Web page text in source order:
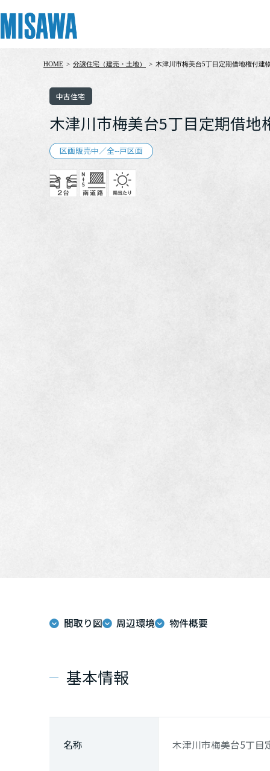
住まい
建てる [注文住宅]
商品ラインアップ
デザイン
土地活用
個人のお客さま
賃貸住宅
賃貸併用住宅
リフォーム
戸建て・マンション
ミサワリフォームとは
リフォームの流れ
まちづくり
複合開発・投資開発
複合開発事業（ASMACI-アスマチ-）
再開発・官民連携事業
オーナーサポート
サポートメニュー
住まいるりんぐ（ロングサポート）
保証制度
企業・IR情報
企業・IR
ニュース
MISAWAについて
HOME > 分譲住宅（建売・土地） > 木津川市梅美台5丁目定期借地権付建
中古住宅
木津川市梅美台5丁目定期借地
区画販売中／全--戸区画
間取り図 周辺環境 物件概要
基本情報
名称 木津川市梅美台5丁目